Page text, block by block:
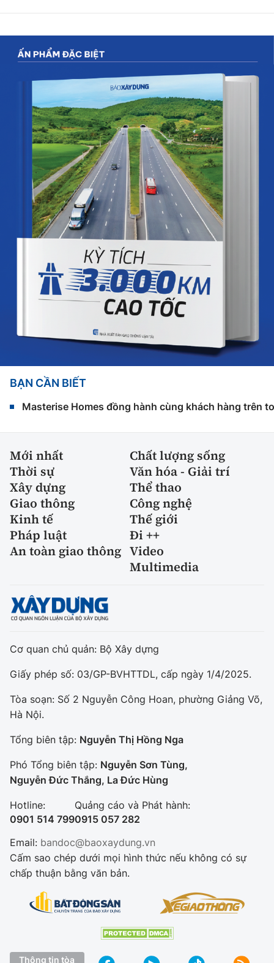
BẠN CẦN BIẾT
Masterise Homes đồng hành cùng khách hàng trên
Mới nhất
Chất lượng sống
Thời sự
Văn hóa - Giải trí
Xây dựng
Thể thao
Giao thông
Công nghệ
Kinh tế
Thế giới
Pháp luật
Đi ++
An toàn giao thông Video
Multimedia
Cơ quan chủ quản: Bộ Xây dựng
Giấy phép số: 03/GP-BVHTTDL, cấp ngày 1/4/2025.
Tòa soạn: Số 2 Nguyễn Công Hoan, phường Giảng Võ,
Hà Nội.
Tổng biên tập: Nguyễn Thị Hồng Nga
Phó Tổng biên tập: Nguyễn Sơn Tùng,
Nguyễn Đức Thắng, La Đức Hùng
Hotline:
0901 514 799
Quảng cáo và Phát hành:
0915 057 282
Email: bandoc@baoxaydung.vn
Cấm sao chép dưới mọi hình thức nếu không có sự
chấp thuận bằng văn bản.
Thông tin tòa